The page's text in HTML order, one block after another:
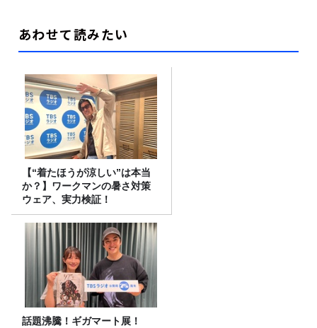
あわせて読みたい
【“着たほうが涼しい”は本当
か？】ワークマンの暑さ対策
ウェア、実力検証！
話題沸騰！ギガマート展！